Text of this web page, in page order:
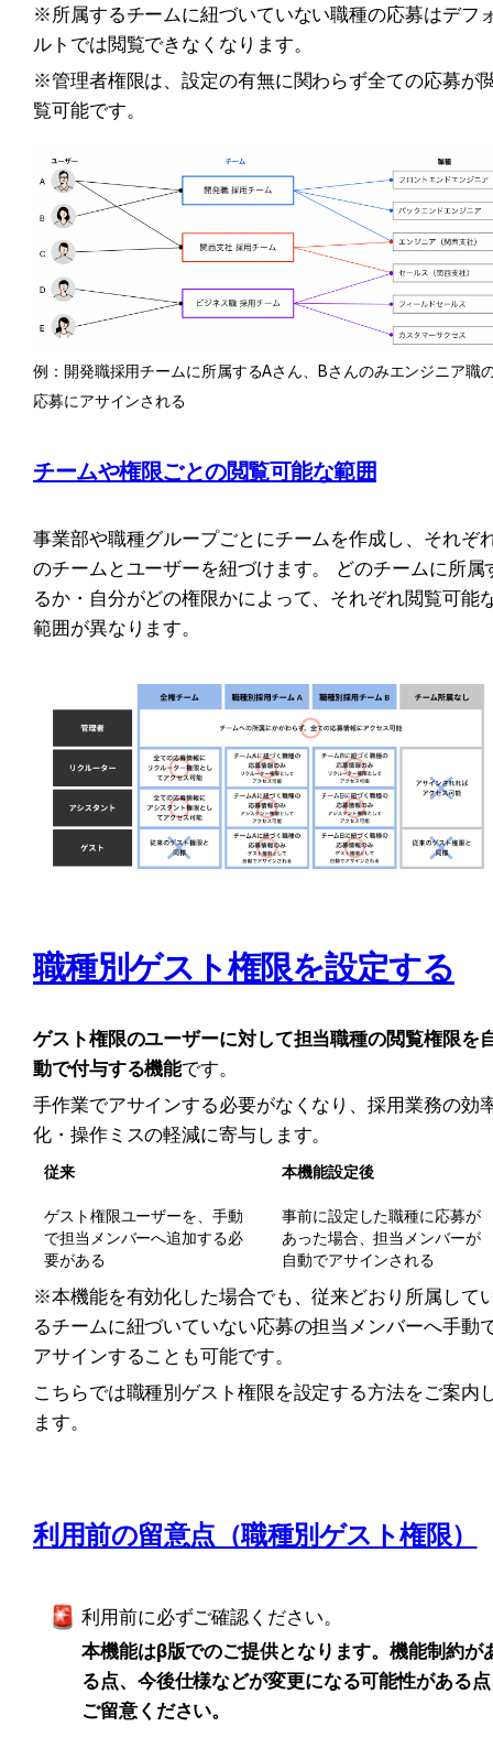
※所属するチームに紐づいていない職種の応募はデフ
ルトでは閲覧できなくなります。
※管理者権限は、設定の有無に関わらず全ての応募が
覧可能です。
例：開発職採用チームに所属するAさん、Bさんのみエンジニア職
応募にアサインされる
チームや権限ごとの閲覧可能な範囲
事業部や職種グループごとにチームを作成し、それぞ
のチームとユーザーを紐づけます。 どのチームに所属
るか・自分がどの権限かによって、それぞれ閲覧可能
範囲が異なります。
職種別ゲスト権限を設定する
ゲスト権限のユーザーに対して担当職種の閲覧権限を
動で付与する機能です。
手作業でアサインする必要がなくなり、採用業務の効
化・操作ミスの軽減に寄与します。
従来 本機能設定後
ゲスト権限ユーザーを、手動
で担当メンバーへ追加する必
要がある
事前に設定した職種に応募が
あった場合、担当メンバーが
自動でアサインされる
※本機能を有効化した場合でも、従来どおり所属して
るチームに紐づいていない応募の担当メンバーへ手動
アサインすることも可能です。
こちらでは職種別ゲスト権限を設定する方法をご案内
ます。
利用前の留意点（職種別ゲスト権限）
利用前に必ずご確認ください。
本機能はβ版でのご提供となります。機能制約が
る点、今後仕様などが変更になる可能性がある
ご留意ください。